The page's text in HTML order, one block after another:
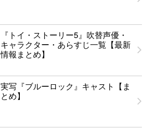
『トイ・ストーリー5』吹替声優・
キャラクター・あらすじ一覧【最新
情報まとめ】
実写『ブルーロック』キャスト【ま
とめ】